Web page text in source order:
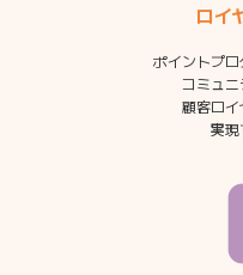
ロイ
ポイントプ
コミュ
顧客ロ
実現